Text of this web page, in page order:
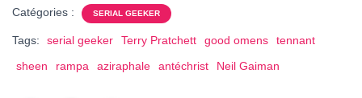
Catégories : SERIAL GEEKER
Tags: serial geeker Terry Pratchett good omens
tennant
sheen
rampa aziraphale antéchrist Neil Gaiman